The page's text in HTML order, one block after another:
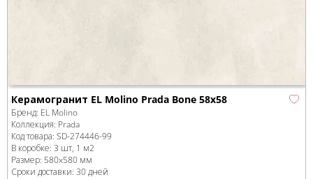
Керамогранит EL Molino Prada Bone 58x58
Бренд: EL Molino
Коллекция: Prada
Код товара: SD-274446-99
В коробке: 3 шт, 1 м2
Размер: 580x580 мм
Сроки доставки: 30 дней